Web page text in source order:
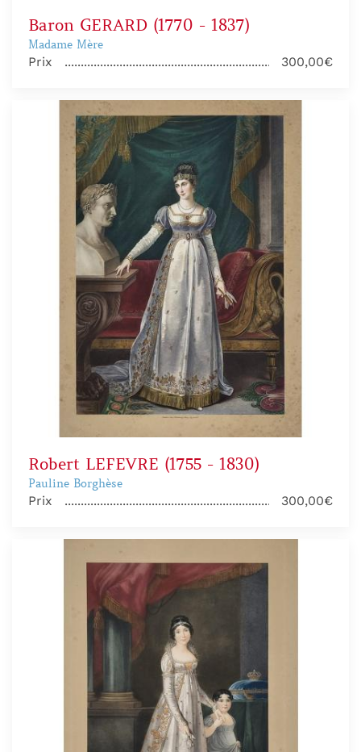
Baron GERARD (1770 - 1837)
Madame Mère
Prix 300,00€
Robert LEFEVRE (1755 - 1830)
Pauline Borghèse
Prix 300,00€